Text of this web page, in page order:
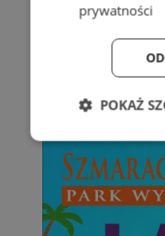
prywatności
POKAŻ